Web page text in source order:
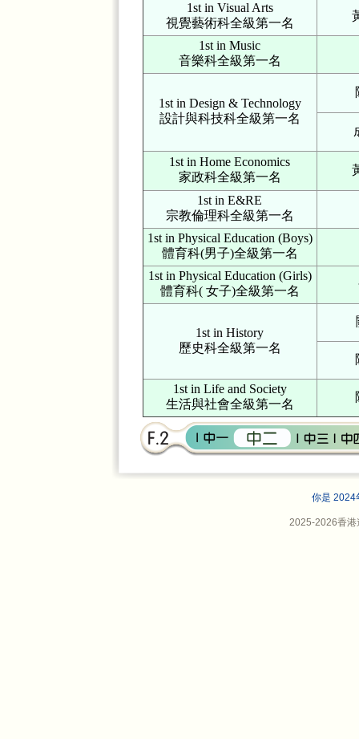
1st in Visual Arts
視覺藝術科全級第一名
1st in Music
音樂科全級第一名
1st in Design & Technology
設計與科技科全級第一名
1st in Home Economics
家政科全級第一名
1st in E&RE
宗教倫理科全級第一名
1st in Physical Education (Boys)
體育科(男子)全級第一名
1st in Physical Education (Girls)
體育科( 女子)全級第一名
1st in History
歷史科全級第一名
1st in Life and Society
生活與社會全級第一名
你是 2024
2025-2026香港